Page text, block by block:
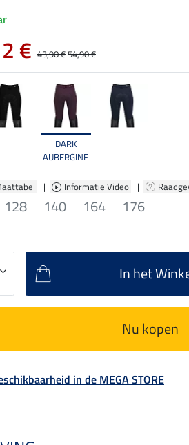
DARK
AUBERGINE
| Informatie Video |
128 140 164 176
€ 43,90 €54,90 €
In het
Nu kopen
in de MEGA STORE